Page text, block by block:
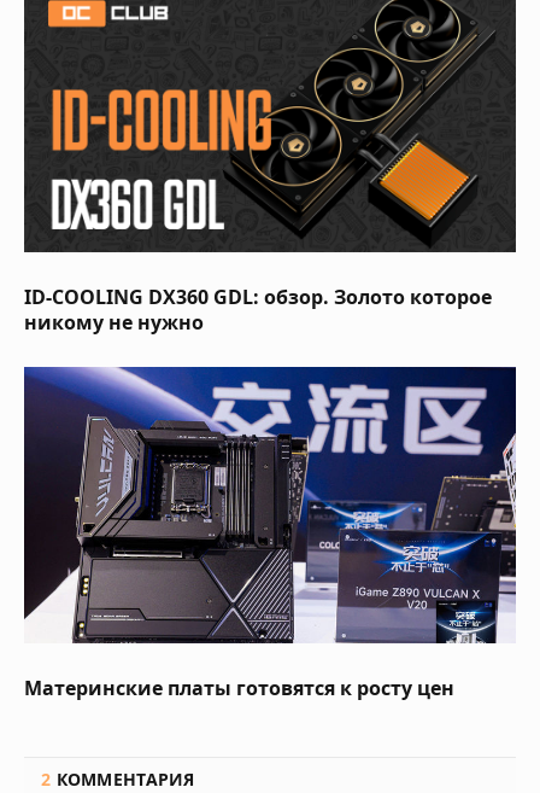
ID-COOLING DX360 GDL: обзор. Золото которое
никому не нужно
Материнские платы готовятся к росту цен
2 КОММЕНТАРИЯ